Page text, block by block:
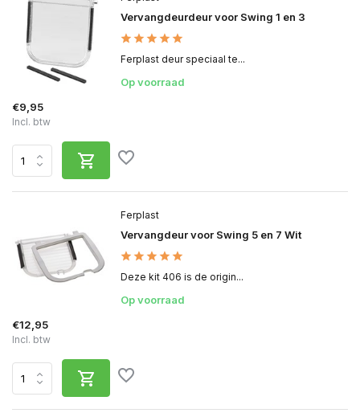
Ferplast
Vervangdeur voor Swing 5 en 7 Wit
Deze kit 406 is de origin...
Op voorraad
€12,95
Incl. btw
Vervangdeurdeur voor Swing 1 en 3
Ferplast deur speciaal te...
Op voorraad
€9,95
Incl. btw